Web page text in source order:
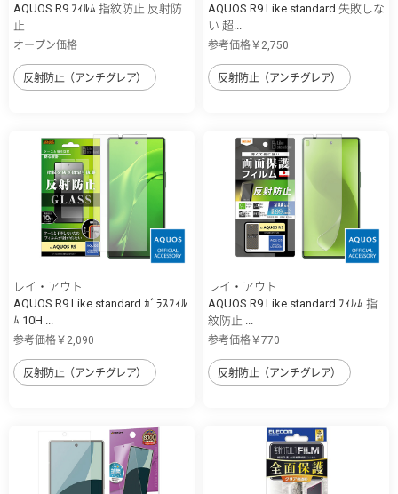
AQUOS R9 ﾌｨﾙﾑ 指紋防止 反射防
止
オープン価格
反射防止（アンチグレア）
AQUOS R9 Like standard 失敗しな
い 超...
参考価格￥2,750
反射防止（アンチグレア）
レイ・アウト
AQUOS R9 Like standard ｶﾞﾗｽﾌｨﾙ
ﾑ 10H ...
参考価格￥2,090
反射防止（アンチグレア）
レイ・アウト
AQUOS R9 Like standard ﾌｨﾙﾑ 指
紋防止 ...
参考価格￥770
反射防止（アンチグレア）